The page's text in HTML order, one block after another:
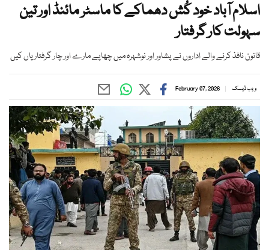
اسلام آباد خود کُش دھماکے کا ماسٹر مائنڈ اور تین
سہولت کار گرفتار
قانون نافذ کرنے والے اداروں نے پشاور اور نوشہرہ میں چھاپے مارے اور چار گرفتاریاں کیں
ویب ڈیسک February 07, 2026